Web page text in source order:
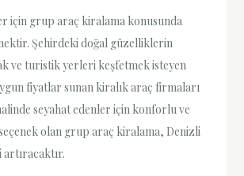
için grup araç kiralama konusunda
Şehirdeki doğal güzelliklerin
ve turistik yerleri keşfetmek isteyen
fiyatlar sunan kiralık araç firmaları
seyahat edenler için konforlu ve
olan grup araç kiralama, Denizli